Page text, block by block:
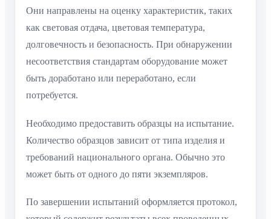
Они направлены на оценку характеристик, таких
как световая отдача, цветовая температура,
долговечность и безопасность. При обнаружении
несоответствия стандартам оборудование может
быть доработано или переработано, если
потребуется.
Необходимо предоставить образцы на испытание.
Количество образцов зависит от типа изделия и
требований национального органа. Обычно это
может быть от одного до пяти экземпляров.
По завершении испытаний оформляется протокол,